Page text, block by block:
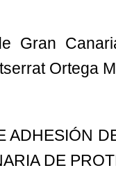
Gran
Ortega
ADHESIÓN
DE